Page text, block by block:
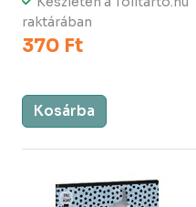
raktárában
370 Ft
Kosárba